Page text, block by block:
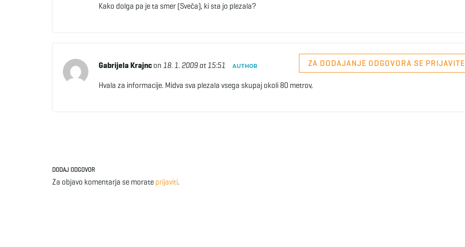
Kako dolga pa je ta smer (Sveča), ki sta jo plezala?
Gabrijela Krajncon 18. 1. 2009 at 15:51 AUTHOR ZA DODAJANJE ODGOVORA SE PRIJAVITE
Hvala za informacije. Midva sva plezala vsega skupaj okoli 80 metrov,
DODAJ ODGOVOR
Za objavo komentarja se morate prijaviti.